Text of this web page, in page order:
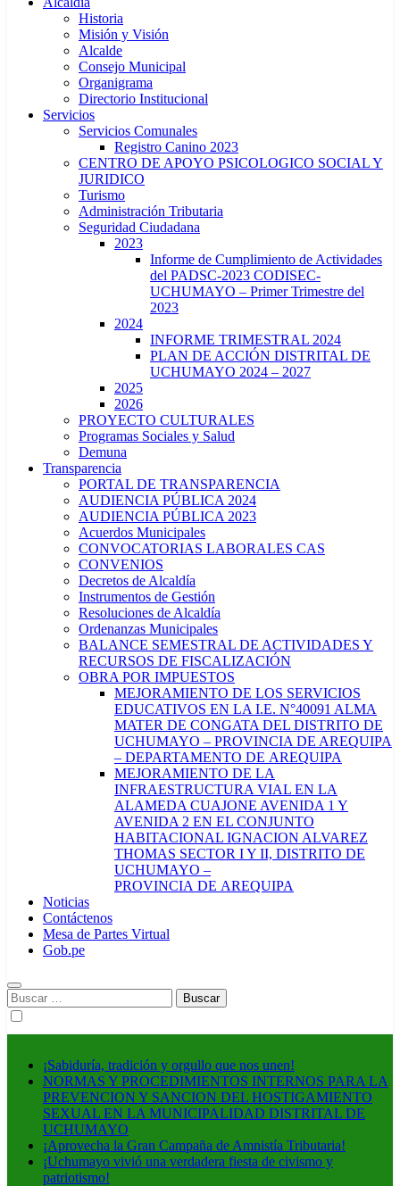
Historia
Misión y Visión
Alcalde
Consejo Municipal
Organigrama
Directorio Institucional
Servicios
Servicios Comunales
Registro Canino 2023
CENTRO DE APOYO PSICOLOGICO SOCIAL Y
JURIDICO
Turismo
Administración Tributaria
Seguridad Ciudadana
2023
Informe de Cumplimiento de Actividades
del PADSC-2023 CODISEC-
UCHUMAYO – Primer Trimestre del
2023
2024
INFORME TRIMESTRAL 2024
PLAN DE ACCIÓN DISTRITAL DE
UCHUMAYO 2024 – 2027
2025
2026
PROYECTO CULTURALES
Programas Sociales y Salud
Demuna
Transparencia
PORTAL DE TRANSPARENCIA
AUDIENCIA PÚBLICA 2024
AUDIENCIA PÚBLICA 2023
Acuerdos Municipales
CONVOCATORIAS LABORALES CAS
CONVENIOS
Decretos de Alcaldía
Instrumentos de Gestión
Resoluciones de Alcaldía
Ordenanzas Municipales
BALANCE SEMESTRAL DE ACTIVIDADES Y
RECURSOS DE FISCALIZACIÓN
OBRA POR IMPUESTOS
MEJORAMIENTO DE LOS SERVICIOS
EDUCATIVOS EN LA I.E. N°40091 ALMA
MATER DE CONGATA DEL DISTRITO DE
UCHUMAYO – PROVINCIA DE AREQUIPA
– DEPARTAMENTO DE AREQUIPA
MEJORAMIENTO DE LA
INFRAESTRUCTURA VIAL EN LA
ALAMEDA CUAJONE AVENIDA 1 Y
AVENIDA 2 EN EL CONJUNTO
HABITACIONAL IGNACION ALVAREZ
THOMAS SECTOR I Y II, DISTRITO DE
UCHUMAYO –
PROVINCIA DE AREQUIPA
Noticias
Contáctenos
Mesa de Partes Virtual
Gob.pe
Buscar:
¡Sabiduría, tradición y orgullo que nos unen!
NORMAS Y PROCEDIMIENTOS INTERNOS PARA LA
PREVENCION Y SANCION DEL HOSTIGAMIENTO
SEXUAL EN LA MUNICIPALIDAD DISTRITAL DE
UCHUMAYO
¡Aprovecha la Gran Campaña de Amnistía Tributaria!
¡Uchumayo vivió una verdadera fiesta de civismo y
patriotismo!